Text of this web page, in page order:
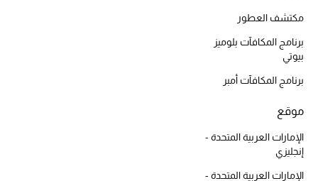
الموسم الجديد
أحذية النسائية
تشكيلة الأحذية
مكتشف العطور
برنامج المكافآت بلوميز
بيوتي
برنامج المكافآت أمبر
موقع
الإمارات العربية المتحدة -
إنجليزي
الإمارات العربية المتحدة -